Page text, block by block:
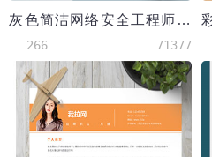
灰色简洁网络安全工程师简历模板
266 71377